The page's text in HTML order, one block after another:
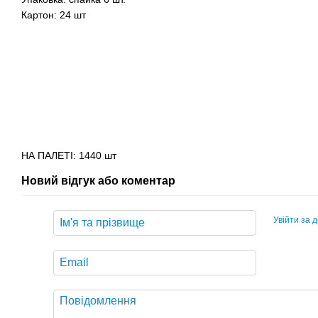
Картон: 24 шт
НА ПАЛЕТІ: 1440 шт
Новий відгук або коментар
Увійти за